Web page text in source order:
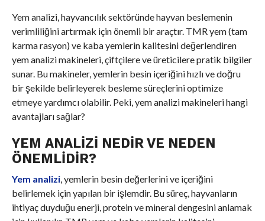
Yem analizi, hayvancılık sektöründe hayvan beslemenin
verimliliğini artırmak için önemli bir araçtır. TMR yem (tam
karma rasyon) ve kaba yemlerin kalitesini değerlendiren
yem analizi makineleri, çiftçilere ve üreticilere pratik bilgiler
sunar. Bu makineler, yemlerin besin içeriğini hızlı ve doğru
bir şekilde belirleyerek besleme süreçlerini optimize
etmeye yardımcı olabilir. Peki, yem analizi makineleri hangi
avantajları sağlar?
YEM ANALIZI NEDIR VE NEDEN
ÖNEMLIDIR?
Yem analizi, yemlerin besin değerlerini ve içeriğini
belirlemek için yapılan bir işlemdir. Bu süreç, hayvanların
ihtiyaç duyduğu enerji, protein ve mineral dengesini anlamak